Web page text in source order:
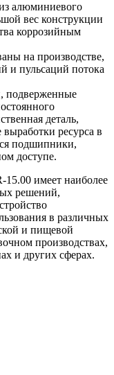
алюминиевого
вес конструкции
коррозийным
на производстве,
и пульсаций потока
подверженные
деталь,
ресурса в
подшипники,
доступе.
имеет наиболее
решений,
в различных
и пищевой
производствах,
и других сферах.